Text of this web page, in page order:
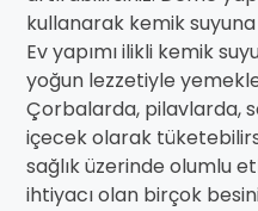
kullanarak kemik
Ev yapımı ilikli kemik
yoğun lezzetiyle
Çorbalarda, pilavlarda,
içecek olarak
sağlık üzerinde olumlu
ihtiyacı olan birçok